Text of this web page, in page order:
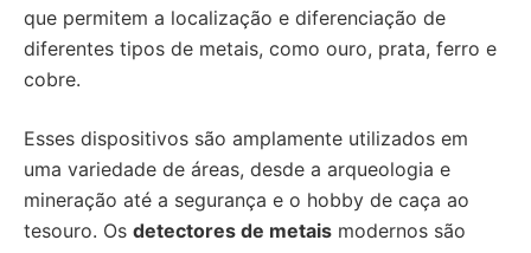
que permitem a localização e diferenciação de
diferentes tipos de metais, como ouro, prata, ferro e
cobre.
Esses dispositivos são amplamente utilizados em
uma variedade de áreas, desde a arqueologia e
mineração até a segurança e o hobby de caça ao
tesouro. Os detectores de metais modernos são